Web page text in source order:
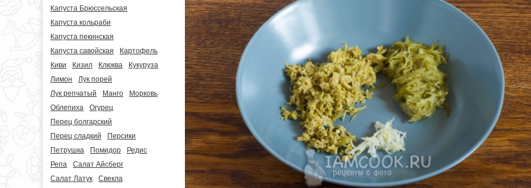
Капуста Брюссельская
Капуста кольраби
Капуста пекинская
Капуста савойская
Картофель
Киви
Кизил Клюква
Кукуруза
Лимон
Лук порей
Лук репчатый
Манго
Морковь
Облепиха
Огурец
Перец болгарский
Перец сладкий
Персики
Петрушка
Помидор
Редис
Репа
Салат Айсберг
Салат Латук
Свекла